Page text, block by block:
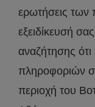
ερωτήσεις των
εξειδίκευσή
αναζήτησης ότι
πληροφοριών
περιοχή του